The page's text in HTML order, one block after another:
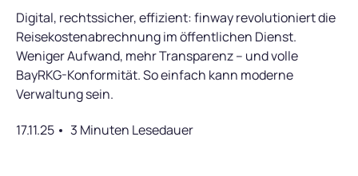
Digital, rechtssicher, effizient: finway revolutioniert die
Reisekostenabrechnung im öffentlichen Dienst.
Weniger Aufwand, mehr Transparenz – und volle
BayRKG-Konformität. So einfach kann moderne
Verwaltung sein.
17.11.25 3 Minuten Lesedauer